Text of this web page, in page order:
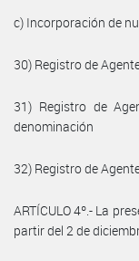
c) Incorporación de
30) Registro de
31) Registro de
denominación
32) Registro de
ARTÍCULO 4º.- La
partir del 2 de